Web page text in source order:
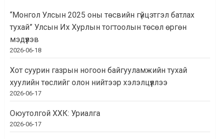
“Монгол Улсын 2025 оны төсвийн гүйцэтгэл батлах
тухай” Улсын Их Хурлын тогтоолын төсөл өргөн
мэдүүлэв
2026-06-18
Хот суурин газрын ногоон байгууламжийн тухай
хуулийн төслийг олон нийтээр хэлэлцүүллээ
2026-06-17
Оюутолгой ХХК: Уриалга
2026-06-17